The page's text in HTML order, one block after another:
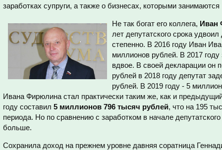
заработках супруги, а также о бизнесах, которыми
Не так богат его коллега, Иван
лет депутатского срока
степенно. В 2016 году Иван
миллионов рублей. В 2017 году
вдвое. В своей декларации он
рублей в 2018 году депутат
рублей. В 2019 году - 5
Ивана Фирюлина стал практически таким же, как и
году составил 5 миллионов 796 тысяч рублей, что на 195
периода. Но по сравнению с заработком в начале
больше.
Сохранила доход на прежнем уровне давняя соратница